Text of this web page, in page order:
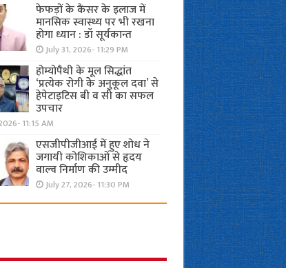
फेफड़ों के कैंसर के इलाज में
मानसिक स्वास्थ्य पर भी रखना
होगा ध्यान : डॉ सूर्यकान्त
July 31, 2026- 11:29 PM
होम्योपैथी के मूल सिद्धांत
‘प्रत्येक रोगी केे अनुकूल दवा’ से
हेपेटाइटिस बी व सी का सफल
उपचार
11:15 AM
एसजीपीजीआई में हुए शोध ने
जगायी कोशिकाओं से हृदय
वाल्व निर्माण की उम्मीद
July 27, 2026- 11:30 PM